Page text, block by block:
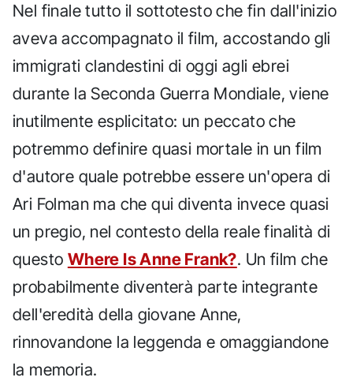
Nel finale tutto il sottotesto che fin dall'inizio
aveva accompagnato il film, accostando gli
immigrati clandestini di oggi agli ebrei
durante la Seconda Guerra Mondiale, viene
inutilmente esplicitato: un peccato che
potremmo definire quasi mortale in un film
d'autore quale potrebbe essere un'opera di
Ari Folman ma che qui diventa invece quasi
un pregio, nel contesto della reale finalità di
questo Where Is Anne Frank?. Un film che
probabilmente diventerà parte integrante
dell'eredità della giovane Anne,
rinnovandone la leggenda e omaggiandone
la memoria.